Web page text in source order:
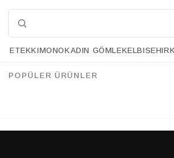
54.90 USD
95.90 USD
ETEKKIMONOKADIN GÖMLEKELBISE
POPÜLER ÜRÜNLER